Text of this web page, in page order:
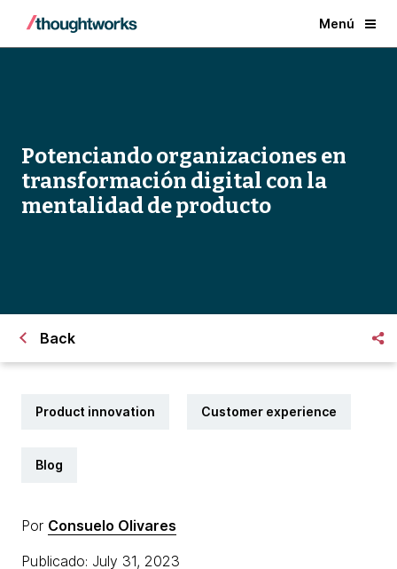
Menú
Potenciando organizaciones en
transformación digital con la
mentalidad de producto
Back
Product innovation Customer experience
Blog
Por Consuelo Olivares
Publicado: July 31, 2023